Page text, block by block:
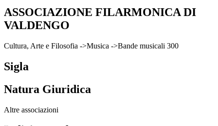
ASSOCIAZIONE FILARMONICA DI
VALDENGO
Cultura, Arte e Filosofia ->Musica ->Bande musicali 300
Sigla
Natura Giuridica
Altre associazioni